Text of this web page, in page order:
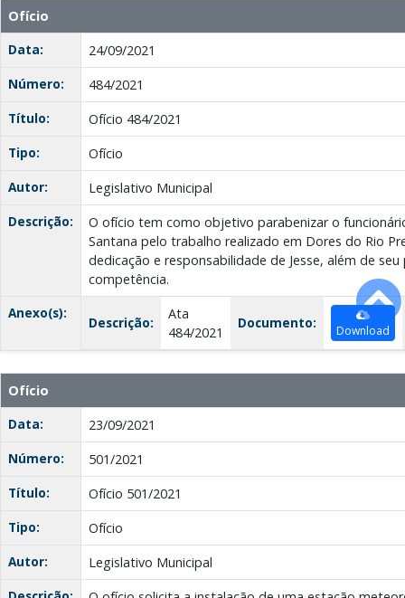
Ofício
Data:
24/09/2021
Número:
484/2021
Título:
Ofício 484/2021
Tipo:
Ofício
Autor:
Legislativo Municipal
Descrição:
O ofício tem como objetivo parabenizar o
Santana pelo trabalho realizado em Dores do Rio
dedicação e responsabilidade de Jesse, além de
competência.
Anexo(s):
Descrição:
Ata
484/2021
Documento: Download
Ofício
Data:
23/09/2021
Número:
501/2021
Título:
Ofício 501/2021
Tipo:
Ofício
Autor:
Legislativo Municipal